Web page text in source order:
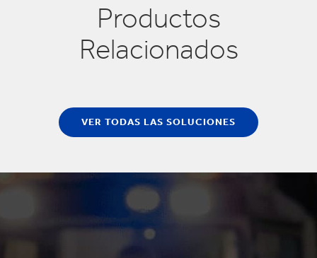
Productos
Relacionados
VER TODAS LAS SOLUCIONES